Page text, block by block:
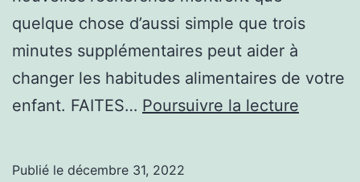
quelque chose d’aussi simple que trois
minutes supplémentaires peut aider à
changer les habitudes alimentaires de votre
enfant. FAITES… Poursuivre la lecture
Publié le décembre 31, 2022